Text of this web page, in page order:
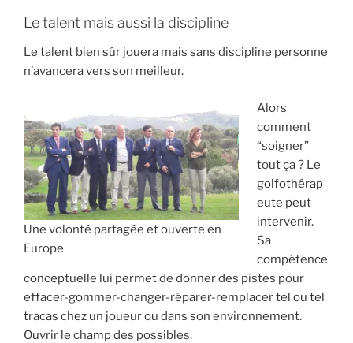
Le talent mais aussi la discipline
Le talent bien sûr jouera mais sans discipline personne
n’avancera vers son meilleur.
Une volonté partagée et ouverte en
Europe
Alors
comment
“soigner”
tout ça ? Le
golfothérap
eute peut
intervenir.
Sa
compétence
conceptuelle lui permet de donner des pistes pour
effacer-gommer-changer-réparer-remplacer tel ou tel
tracas chez un joueur ou dans son environnement.
Ouvrir le champ des possibles.